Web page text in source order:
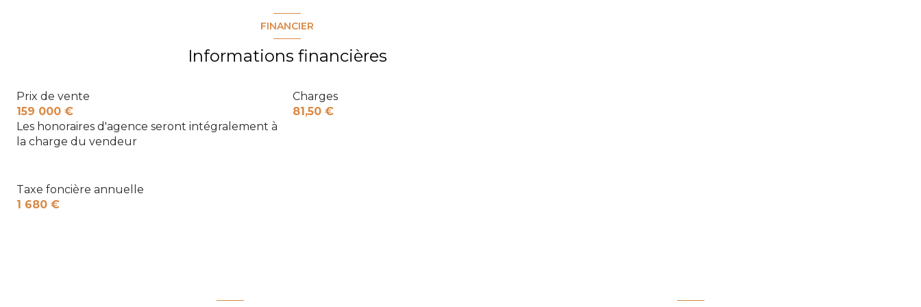
FINANCIER
Informations financières
Prix de vente
159 000 €
Les honoraires d'agence seront intégralement à
la charge du vendeur
Charges
81,50 €
Taxe foncière annuelle
1 680 €